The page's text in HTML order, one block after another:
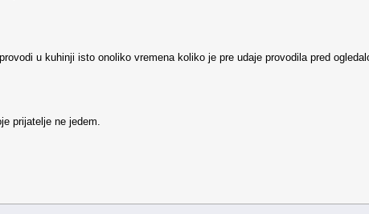
u kuhinji isto onoliko vremena koliko je pre udaje provodila pred
prijatelje ne jedem.